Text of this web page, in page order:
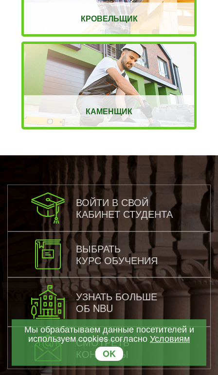
КРОВЕЛЬЩИК
КАМЕНЩИК
ВОЙТИ В СВОЙ
КАБИНЕТ СТУДЕНТА
ВЫБРАТЬ
КУРС ОБУЧЕНИЯ
УЗНАТЬ БОЛЬШЕ
ОБ NBU
СМОТРЕТЬ
КОНТАКТЫ
Мы обрабатываем данные посетителей и
используем cookies согласноУсловиям
OK